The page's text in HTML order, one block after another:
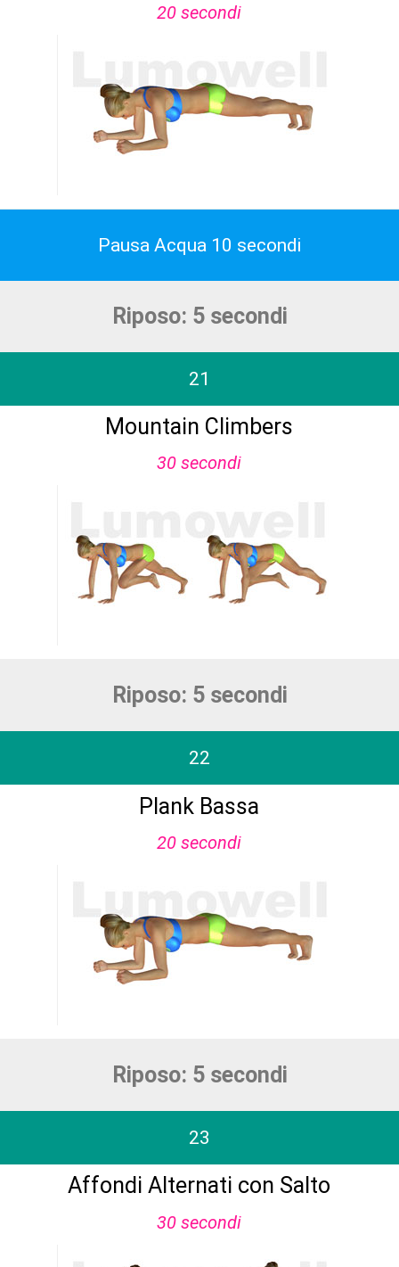
20 secondi
Pausa Acqua 10 secondi
Riposo: 5 secondi
21
Mountain Climbers
30 secondi
Riposo: 5 secondi
22
Plank Bassa
20 secondi
Riposo: 5 secondi
23
Affondi Alternati con Salto
30 secondi